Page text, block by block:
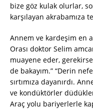
bize göz kulak olurlar,
karşılayan akrabamıza
Annem ve kardeşim en
Orası doktor Selim
muayene eder, gerekirse
de bakayım.” “Derin
sırtımıza dayanırdı.
ve kondüktörler
Araç yolu bariyerlerle